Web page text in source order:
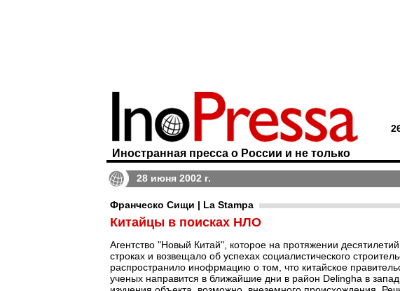
Иностранная пресса о России и не только
28 июня 2002 г.
Франческо Сищи | La Stampa
Китайцы в поисках НЛО
Агентство "Новый Китай", которое на протяжении
строках и возвещало об успехах социалистического
распространило инофрмацию о том, что китайское
ученых направится в ближайшие дни в район Delingha в